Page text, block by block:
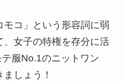
モコ」という形容詞に弱
、女子の特権を存分に活
服No.1のニットワン
しょう！